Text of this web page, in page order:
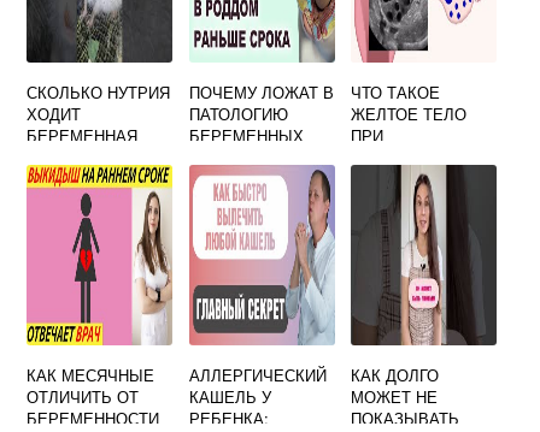
СКОЛЬКО НУТРИЯ
ХОДИТ
БЕРЕМЕННАЯ
ПОЧЕМУ ЛОЖАТ В
ПАТОЛОГИЮ
БЕРЕМЕННЫХ
ЧТО ТАКОЕ
ЖЕЛТОЕ ТЕЛО
ПРИ
КАК МЕСЯЧНЫЕ
ОТЛИЧИТЬ ОТ
БЕРЕМЕННОСТИ
АЛЛЕРГИЧЕСКИЙ
КАШЕЛЬ У
РЕБЕНКА:
КАК ДОЛГО
МОЖЕТ НЕ
ПОКАЗЫВАТЬ